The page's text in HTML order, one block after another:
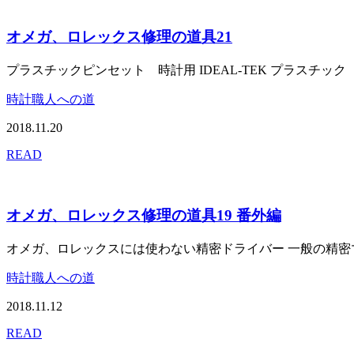
オメガ、ロレックス修理の道具21
プラスチックピンセット 時計用 IDEAL-TEK プラスチッ
時計職人への道
2018.11.20
READ
オメガ、ロレックス修理の道具19 番外編
オメガ、ロレックスには使わない精密ドライバー 一般の精密
時計職人への道
2018.11.12
READ